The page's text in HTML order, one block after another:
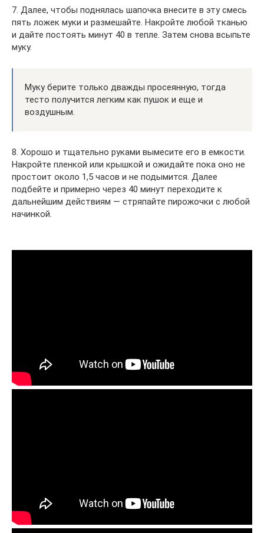
7. Далее, чтобы поднялась шапочка внесите в эту смесь
пять ложек муки и размешайте. Накройте любой тканью
и дайте постоять минут 40 в тепле. Затем снова всыпьте
муку.
Муку берите только дважды просеянную, тогда
тесто получится легким как пушок и еще и
воздушным.
8. Хорошо и тщательно руками вымесите его в емкости.
Накройте пленкой или крышкой и ожидайте пока оно не
простоит около 1,5 часов и не подымится. Далее
подбейте и примерно через 40 минут переходите к
дальнейшим действиям — стряпайте пирожочки с любой
начинкой.